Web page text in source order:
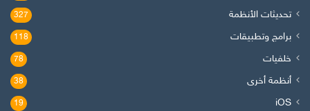
تحديثات الأنظمة 327
برامج وتطبيقات 118
خلفيات 78
أنظمة أخرى 38
iOS
19